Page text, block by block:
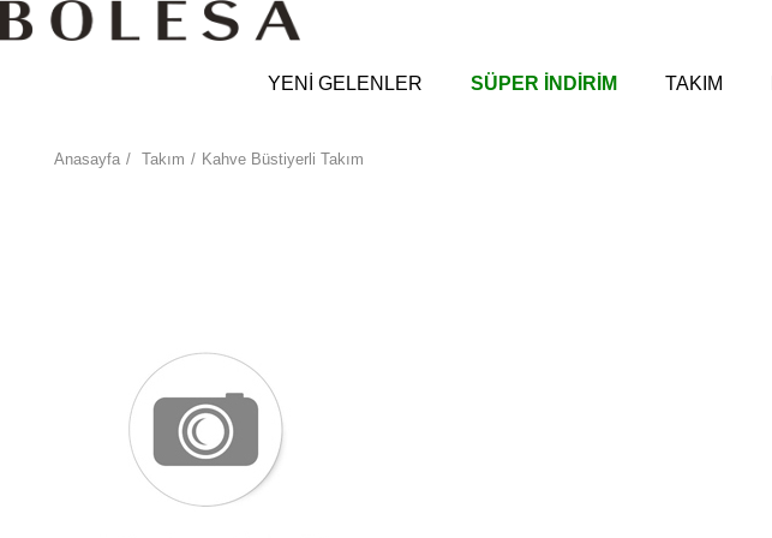
YENİ GELENLER SÜPER İNDİRİM TAKIM
Anasayfa Takım Kahve Büstiyerli Takım